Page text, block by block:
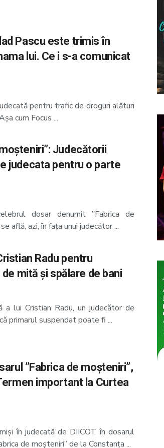
Pascu este trimis în
lui. Ce i s-a comunicat
pentru trafic de droguri alături
cum Focus ...
Judecătorii
judecata pentru o parte
dosar denumit ”Fabrica de
află, azi, în fața unui judecător ...
Radu pentru
mită și spălare de bani
a lui Cristian Radu, un judecător de
primarul suspendat poate fi ...
”Fabrica de moșteniri”,
important la Curtea
în judecată de DIICOT în dosarul
de moșteniri” de la Constanța ...